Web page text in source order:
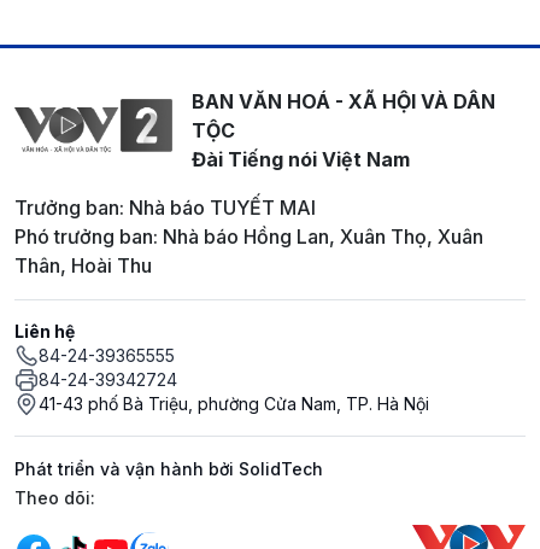
BAN VĂN HOÁ - XÃ HỘI VÀ DÂN
TỘC
Đài Tiếng nói Việt Nam
Trưởng ban: Nhà báo TUYẾT MAI
Phó trưởng ban: Nhà báo Hồng Lan, Xuân Thọ, Xuân
Thân, Hoài Thu
Liên hệ
84-24-39365555
84-24-39342724
41-43 phố Bà Triệu, phường Cửa Nam, TP. Hà Nội
Phát triển và vận hành bởi SolidTech
Mạng xã hội
Theo dõi: